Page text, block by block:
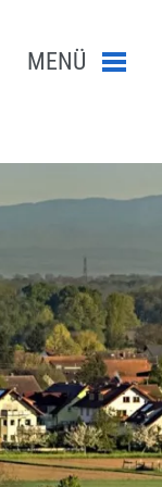
abschicken
MENÜ Menü